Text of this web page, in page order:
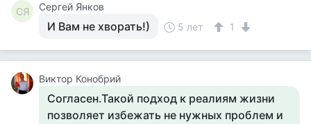
СЯ Сергей Янков
И Вам не хворать!) 5 лет 1
Виктор Конобрий
Согласен.Такой подход к реалиям жизни
позволяет избежать не нужных проблем и